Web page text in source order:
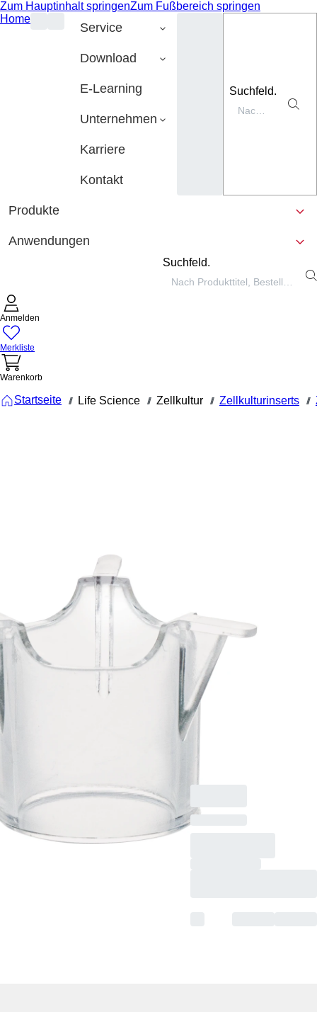
Zum Hauptinhalt springenZum Fußbereich springen
Home
Service
Download
E-Learning
Unternehmen
Karriere
Kontakt
Suchfeld.
Produkte
Anwendungen
Suchfeld.
Anmelden
Merkliste
Warenkorb
Startseite /// Life Science /// Zellkultur /// Zellkulturinserts ///
0,4 µm
TC-Insert, für 12-Well-
Platten, Membran:
PET, transluzent,
Porengröße: 0,4 µm,
steril,